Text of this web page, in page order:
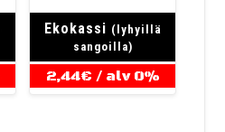
Ekokassi (lyhyillä
sangoilla)
2,44€ / alv 0%